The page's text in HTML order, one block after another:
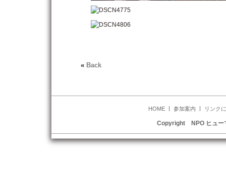
« Back
HOME 参加案内 リンク
Copyright NPO ヒュー